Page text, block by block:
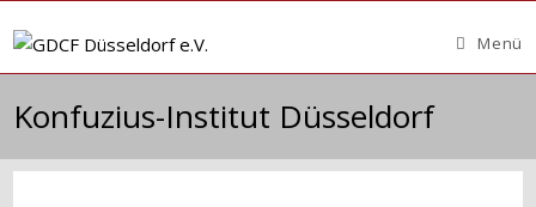
Inhalt
Menü
Konfuzius-Institut Düsseldorf